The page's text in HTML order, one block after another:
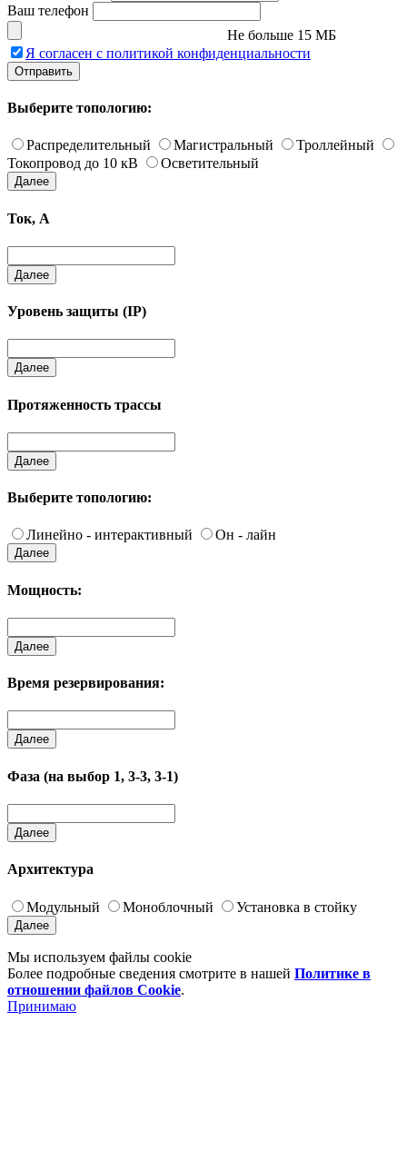
Ваш телефон
Не больше 15 МБ
Я согласен с политикой конфиденциальности
Отправить
Выберите топологию:
Распределительный Магистральный
Троллейный
Токопровод до 10 кВ
Осветительный
Далее
Ток, А
Далее
Уровень защиты (IP)
Далее
Протяженность трассы
Далее
Выберите топологию:
Линейно - интерактивный Он - лайн
Далее
Мощность:
Далее
Время резервирования:
Далее
Фаза (на выбор 1, 3-3, 3-1)
Далее
Архитектура
Модульный Моноблочный Установка в стойку
Далее
Мы используем файлы cookie
Более подробные сведения смотрите в нашей Политике в
отношении файлов Cookie.
Принимаю